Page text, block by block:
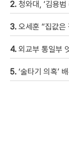
2. 청와대, ‘김용범
3. 오세훈 “집값은
4. 외교부 통일부 엇박?
5. ‘술타기 의혹’